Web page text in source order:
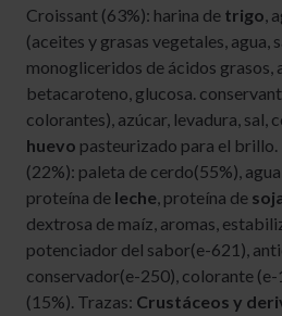
Croissant (63%): harina de trigo,
(aceites y grasas vegetales, agua,
monogliceridos de ácidos grasos,
betacaroteno, glucosa.
colorantes), azúcar, levadura, sal,
huevo pasteurizado para el
(22%): paleta de cerdo(55%),
proteína de leche, proteína de
dextrosa de maíz, aromas,
potenciador del sabor(e-621),
conservador(e-250), colorante (e-
(15%). Trazas: Crustáceos y